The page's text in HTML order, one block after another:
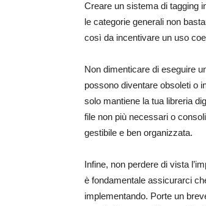
Creare un sistema di tagging
le categorie generali non
così da incentivare un uso
Non dimenticare di eseguire
possono diventare obsoleti o
solo mantiene la tua libreria
file non più necessari o
gestibile e ben organizzata.
Infine, non perdere di vista
è fondamentale assicurarci
implementando. Porte un